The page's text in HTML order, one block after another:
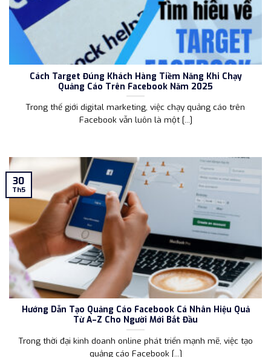
Cách Target Đúng Khách Hàng Tiềm Năng Khi Chạy
Quảng Cáo Trên Facebook Năm 2025
Trong thế giới digital marketing, việc chạy quảng cáo trên
Facebook vẫn luôn là một [...]
Hướng Dẫn Tạo Quảng Cáo Facebook Cá Nhân Hiệu Quả
Từ A–Z Cho Người Mới Bắt Đầu
Trong thời đại kinh doanh online phát triển mạnh mẽ, việc tạo
quảng cáo Facebook [...]
30
Th5